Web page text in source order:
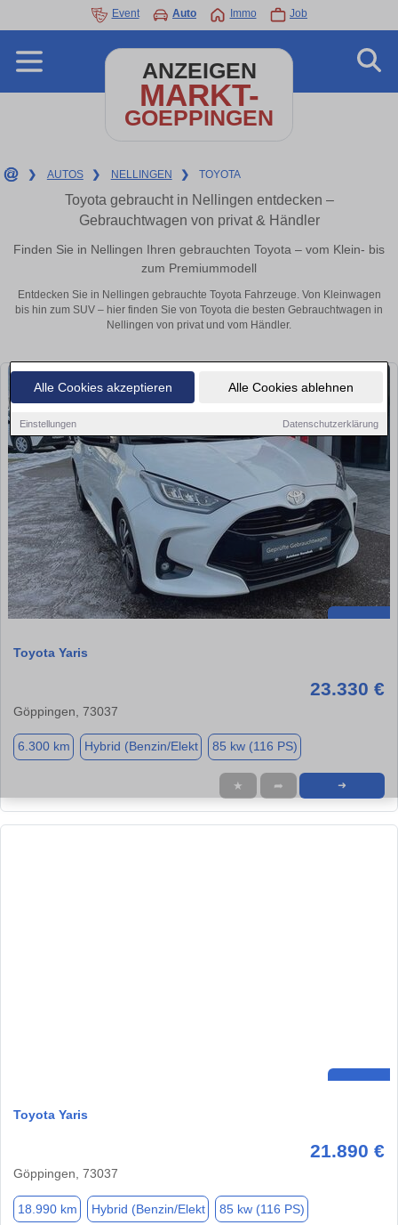
Alle Cookies akzeptieren Alle Cookies ablehnen
Einstellungen Datenschutzerklärung
Event Auto Immo Job
ANZEIGEN
MARKT-
GOEPPINGEN
❯ AUTOS ❯ NELLINGEN ❯ TOYOTA
Toyota gebraucht in Nellingen entdecken –
Gebrauchtwagen von privat & Händler
Finden Sie in Nellingen Ihren gebrauchten Toyota – vom Klein- bis
zum Premiummodell
Entdecken Sie in Nellingen gebrauchte Toyota Fahrzeuge. Von Kleinwagen
bis hin zum SUV – hier finden Sie von Toyota die besten Gebrauchtwagen in
Nellingen von privat und vom Händler.
Toyota Yaris
23.330 €
Göppingen, 73037
6.300 km Hybrid (Benzin/Elekt 85 kw (116 PS)
★ ➦ ➜
Toyota Yaris
21.890 €
Göppingen, 73037
18.990 km Hybrid (Benzin/Elekt 85 kw (116 PS)